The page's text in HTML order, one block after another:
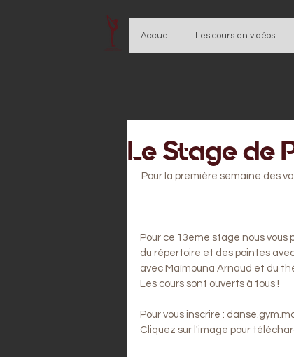
Accueil Les cours en vidéos
Le Stage de
Pour la première semaine des
Pour ce 13eme stage nous vous
du répertoire et des pointes
avec Maïmouna Arnaud et du
Les cours sont ouverts à tous !
Pour vous inscrire :
Cliquez sur l'image pour